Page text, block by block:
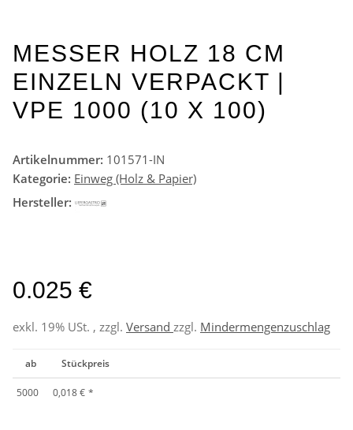
MESSER HOLZ 18 CM
EINZELN VERPACKT |
VPE 1000 (10 X 100)
Artikelnummer: 101571-IN
Kategorie: Einweg (Holz & Papier)
Hersteller:
0.025 €
exkl. 19% USt. , zzgl. Versand zzgl. Mindermengenzuschlag
ab Stückpreis
5000 0,018 € *